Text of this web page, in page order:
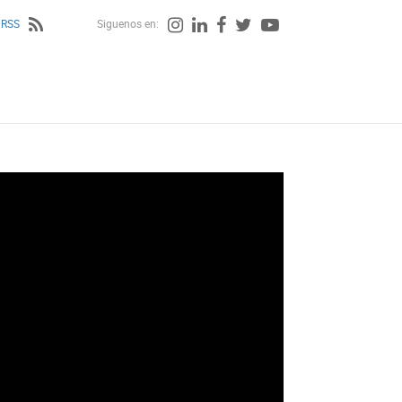
Siguenos en: